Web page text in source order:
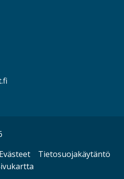
Evästeet
Tietosuojakäytäntö